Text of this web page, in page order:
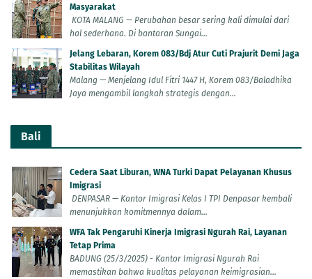
Masyarakat
KOTA MALANG — Perubahan besar sering kali dimulai dari
hal sederhana. Di bantaran Sungai...
Jelang Lebaran, Korem 083/Bdj Atur Cuti Prajurit Demi Jaga
Stabilitas Wilayah
Malang — Menjelang Idul Fitri 1447 H, Korem 083/Baladhika
Jaya mengambil langkah strategis dengan...
Bali
Cedera Saat Liburan, WNA Turki Dapat Pelayanan Khusus
Imigrasi
DENPASAR — Kantor Imigrasi Kelas I TPI Denpasar kembali
menunjukkan komitmennya dalam...
WFA Tak Pengaruhi Kinerja Imigrasi Ngurah Rai, Layanan
Tetap Prima
BADUNG (25/3/2025) - Kantor Imigrasi Ngurah Rai
memastikan bahwa kualitas pelayanan keimigrasian...